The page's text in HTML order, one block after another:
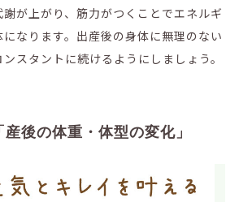
が上がり、筋力がつくことでエネルギ
なります。出産後の身体に無理のない
スタントに続けるようにしましょう。
後の体重・体型の変化」